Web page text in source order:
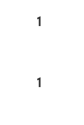
1
1